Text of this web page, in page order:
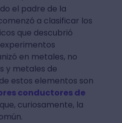
el padre de la
a clasificar los
que descubrió
en metales, no
y metales de
estos elementos son
conductores de
curiosamente, la